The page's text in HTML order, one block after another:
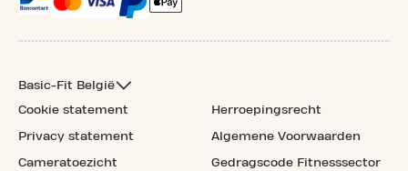
Basic-Fit België
Cookie statement
Privacy statement
Cameratoezicht
Herroepingsrecht
Algemene Voorwaarden
Gedragscode Fitnesssector